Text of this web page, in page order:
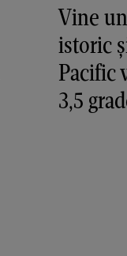
Vine
istoric
Pacific
3,5